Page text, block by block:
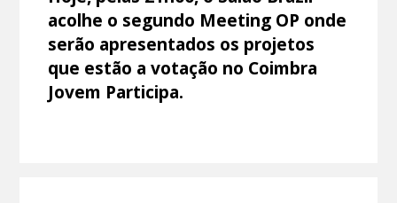
acolhe o segundo Meeting OP onde
serão apresentados os projetos
que estão a votação no Coimbra
Jovem Participa.